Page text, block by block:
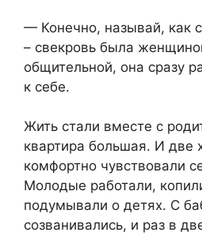
— Конечно, называй, как
– свекровь была
общительной, она сразу
к себе.
Жить стали вместе с
квартира большая. И две
комфортно чувствовали
Молодые работали,
подумывали о детях. С
созванивались, и раз в